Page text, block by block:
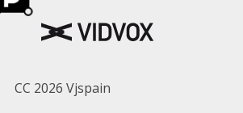
CC 2026 Vjspain